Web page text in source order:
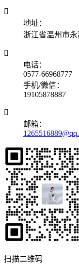

地址：
浙江省温州市

电话：
0577-66968777
手机/微信：
19105878887

邮箱：
扫描二维码